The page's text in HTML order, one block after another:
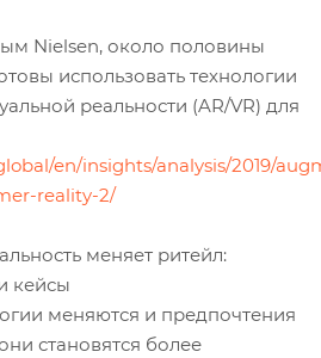
Nielsen, около половины
использовать технологии
реальности (AR/VR) для
en/insights/analysis/2019/
reality-2/
меняет ритейл:
кейсы
меняются и предпочтения
становятся более